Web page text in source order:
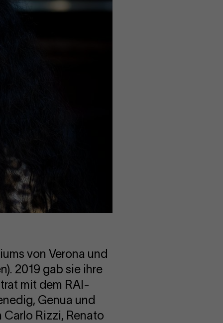
von Verona und
2019 gab sie ihre
mit dem RAI-
Genua und
Carlo Rizzi, Renato